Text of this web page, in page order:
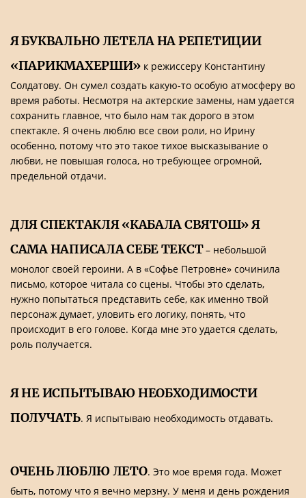
Я БУКВАЛЬНО ЛЕТЕЛА НА РЕПЕТИЦИИ
«ПАРИКМАХЕРШИ» к режиссеру Константину
Солдатову. Он сумел создать какую-то особую атмосферу во
время работы. Несмотря на актерские замены, нам удается
сохранить главное, что было нам так дорого в этом
спектакле. Я очень люблю все свои роли, но Ирину
особенно, потому что это такое тихое высказывание о
любви, не повышая голоса, но требующее огромной,
предельной отдачи.
ДЛЯ СПЕКТАКЛЯ «КАБАЛА СВЯТОШ» Я
САМА НАПИСАЛА СЕБЕ ТЕКСТ– небольшой
монолог своей героини. А в «Софье Петровне» сочинила
письмо, которое читала со сцены. Чтобы это сделать,
нужно попытаться представить себе, как именно твой
персонаж думает, уловить его логику, понять, что
происходит в его голове. Когда мне это удается сделать,
роль получается.
Я НЕ ИСПЫТЫВАЮ НЕОБХОДИМОСТИ
ПОЛУЧАТЬ. Я испытываю необходимость отдавать.
ОЧЕНЬ ЛЮБЛЮ ЛЕТО. Это мое время года. Может
быть, потому что я вечно мерзну. У меня и день рождения